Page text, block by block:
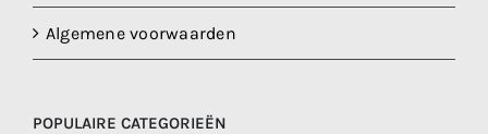
Algemene voorwaarden
POPULAIRE CATEGORIEËN